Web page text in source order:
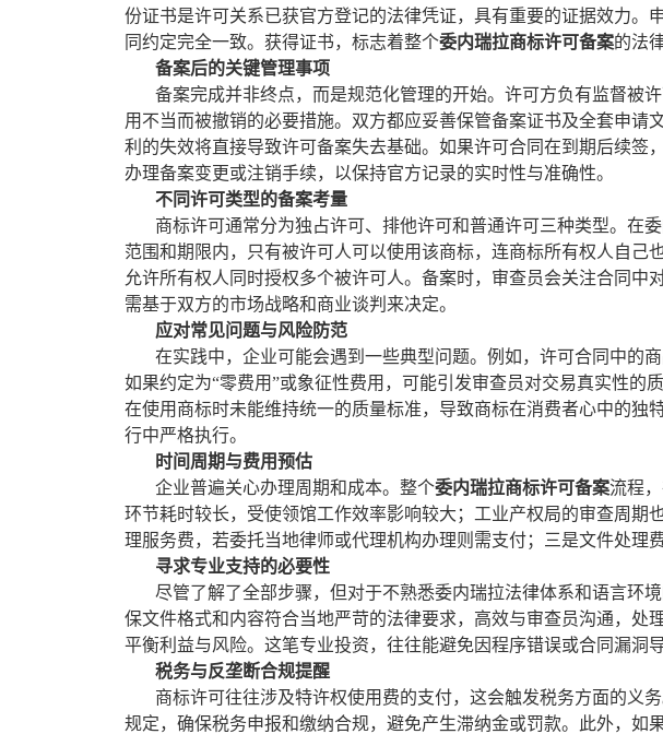
份证书是许可关系已获官方登记的法律凭证，具有重要的证据效力
同约定完全一致。获得证书，标志着整个委内瑞拉商标许可备案的法
备案后的关键管理事项
备案完成并非终点，而是规范化管理的开始。许可方负有监督被
用不当而被撤销的必要措施。双方都应妥善保管备案证书及全套申
利的失效将直接导致许可备案失去基础。如果许可合同在到期后续
办理备案变更或注销手续，以保持官方记录的实时性与准确性。
不同许可类型的备案考量
商标许可通常分为独占许可、排他许可和普通许可三种类型。在
范围和期限内，只有被许可人可以使用该商标，连商标所有权人自
允许所有权人同时授权多个被许可人。备案时，审查员会关注合同中
需基于双方的市场战略和商业谈判来决定。
应对常见问题与风险防范
在实践中，企业可能会遇到一些典型问题。例如，许可合同中的
如果约定为“零费用”或象征性费用，可能引发审查员对交易真实性的
在使用商标时未能维持统一的质量标准，导致商标在消费者心中的
行中严格执行。
时间周期与费用预估
企业普遍关心办理周期和成本。整个委内瑞拉商标许可备案流程
环节耗时较长，受使领馆工作效率影响较大；工业产权局的审查周
理服务费，若委托当地律师或代理机构办理则需支付；三是文件处理
寻求专业支持的必要性
尽管了解了全部步骤，但对于不熟悉委内瑞拉法律体系和语言环
保文件格式和内容符合当地严苛的法律要求，高效与审查员沟通，
平衡利益与风险。这笔专业投资，往往能避免因程序错误或合同漏洞
税务与反垄断合规提醒
商标许可往往涉及特许权使用费的支付，这会触发税务方面的义
规定，确保税务申报和缴纳合规，避免产生滞纳金或罚款。此外，